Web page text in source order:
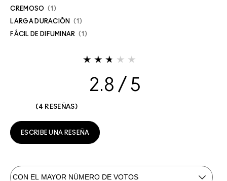
CREMOSO 1
LARGA DURACIÓN 1
FÁCIL DE DIFUMINAR 1
2.8
4 RESEÑAS
ESCRIBE UNA RESEÑA